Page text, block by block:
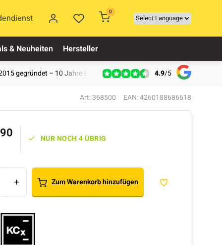
0
& Neuheiten Hersteller
gegründet – 10 Jahre Erfahrung 4.9/5
Art: 368500 EAN: 4260188686618
NUR NOCH 4 ÜBRIG
+ Zum Warenkorb hinzufügen